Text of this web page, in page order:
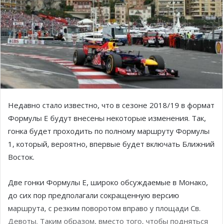
Недавно стало известно, что в сезоне 2018/19 в формат
Формулы E будут внесены некоторые изменения. Так,
гонка будет проходить по полному маршруту Формулы
1, который, вероятно, впервые будет включать Ближний
Восток.
Две гонки Формулы E, широко обсуждаемые в Монако,
до сих пор предполагали сокращенную версию
маршрута, с резким поворотом вправо у площади Св.
Девоты. Таким образом, вместо того, чтобы подняться